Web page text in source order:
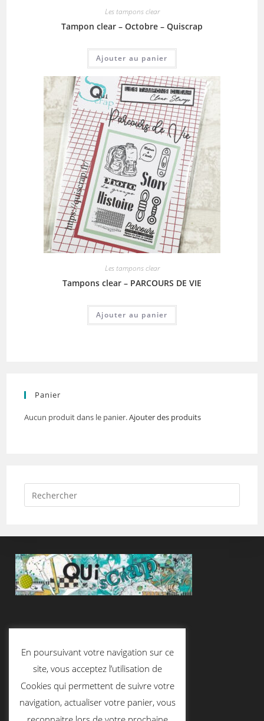
Les tampons clear
Tampon clear – Octobre – Quiscrap
Ajouter au panier
Les tampons clear
Tampons clear – PARCOURS DE VIE
Ajouter au panier
Panier
Aucun produit dans le panier.Ajouter des produits
Contactez-Nous
En poursuivant votre navigation sur ce
site, vous acceptez l’utilisation de
Cookies qui permettent de suivre votre
navigation, actualiser votre panier, vous